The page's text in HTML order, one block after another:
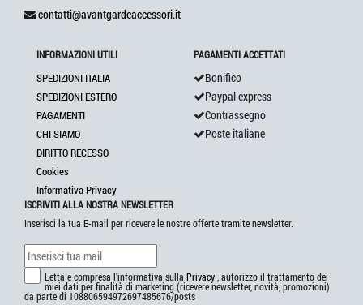
contatti@avantgardeaccessori.it
INFORMAZIONI UTILI
SPEDIZIONI ITALIA
SPEDIZIONI ESTERO
PAGAMENTI
CHI SIAMO
DIRITTO RECESSO
Cookies
Informativa Privacy
PAGAMENTI ACCETTATI
Bonifico
Paypal express
Contrassegno
Poste italiane
ISCRIVITI ALLA NOSTRA NEWSLETTER
Inserisci la tua E-mail per ricevere le nostre offerte tramite newsletter.
Letta e compresa l'informativa sulla Privacy , autorizzo il trattamento dei
miei dati per finalità di marketing (ricevere newsletter, novità, promozioni)
da parte di 108806594972697485676/posts